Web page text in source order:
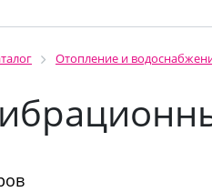
Отопление и